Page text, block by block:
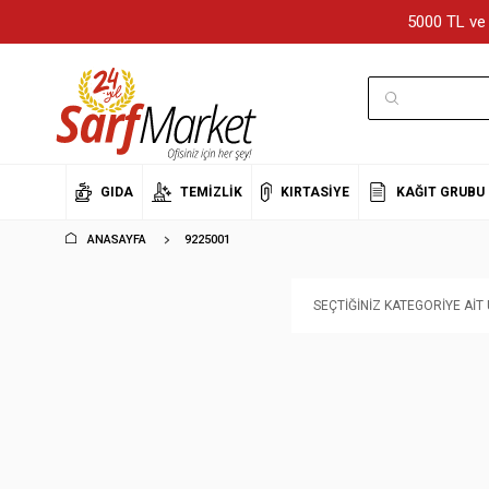
5000 TL
GIDA TEMIZLIK KIRTASIYE KAĞIT GRUBU
ANASAYFA 9225001
SEÇTIĞINIZ KATEGORIYE